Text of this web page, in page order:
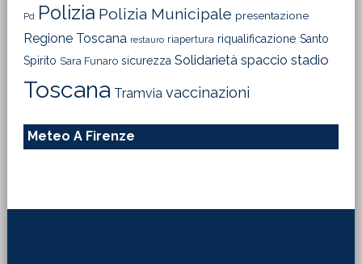
Pd Polizia Polizia Municipale presentazione
Regione Toscana restauro riapertura riqualificazione Santo
Spirito Sara Funaro sicurezza Solidarietà spaccio stadio
Toscana Tramvia vaccinazioni
Meteo A Firenze